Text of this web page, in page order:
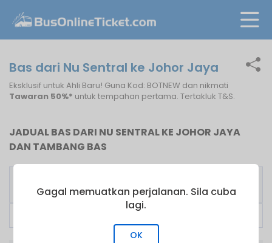
Bas dari Nu Sentral ke Johor Jaya
Eksklusif untuk Ahli Baru! Guna Kod: BOTNEW dan nikmati
Tawaran 50%* untuk tempahan pertama. Tertakluk T&S.
JADUAL BAS DARI NU SENTRAL KE JOHOR JAYA
DAN TAMBANG BAS
Bas
Pertama
dari
Gagal memuatkan perjalanan. Sila cuba
lagi.
OK